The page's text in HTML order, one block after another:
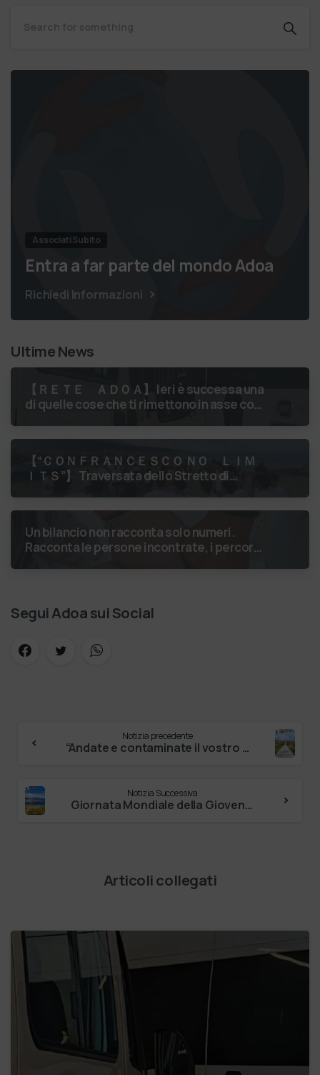
Associati Subito
Entra a far parte del mondo Adoa
Richiedi Informazioni
Ultime News
【 ＲＥＴＥ ＡＤＯＡ】 Ieri è successa una
di quelle cose che ti rimettono in asse con
【 “ＣＯＮＦＲＡＮＣＥＳＣＯ ＮＯ ＬＩＭ
ＩＴＳ”】 Traversata dello Stretto di
Un bilancio non racconta solo numeri.
Racconta le persone incontrate, i percorsi
Segui Adoa sui Social
Notizia precedente
“Andate e contaminate il vostro cammino di fede, di pace, di speranza, di amore” #ADOA #ilvillaggiodellepossibilità #sfidiamociconadoa …
Notizia Successiva
Giornata Mondiale della Gioventù ★ Alla veglia erano 1,5 milioni i giovani riuniti in silenzio davanti al Beato Sacramento! ★ Un momento i…
Articoli collegati